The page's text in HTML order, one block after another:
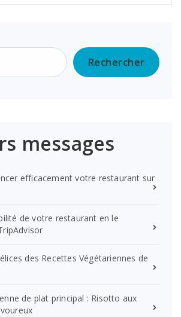
Rechercher
messages
efficacement votre restaurant sur
de votre restaurant en le
des Recettes Végétariennes de
de plat principal : Risotto aux